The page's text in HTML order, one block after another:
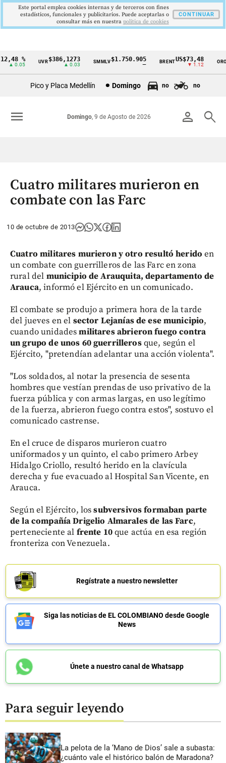
Cintillo
Colombia
%
▲ 0.05
UVR$386,1273
▲ 0.03
SMMLV $1.750.905 BRENT US$73,48
▼ 1.12
ORO
Pico y Placa Medellín Domingo no no
person search
Domingo, 9 de Agosto de 2026
menu
Cuatro militares murieron en
combate con las Farc
10 de octubre de 2013
Cuatro militares murieron y otro resultó herido en
un combate con guerrilleros de las Farc en zona
rural del municipio de Arauquita, departamento de
Arauca, informó el Ejército en un comunicado.
El combate se produjo a primera hora de la tarde
del jueves en el sector Lejanías de ese municipio,
cuando unidadesmilitares abrieron fuego contra
un grupo de unos 60 guerrillerosque, según el
Ejército, "pretendían adelantar una acción violenta".
"Los soldados, al notar la presencia de sesenta
hombres que vestían prendas de uso privativo de la
fuerza pública y con armas largas, en uso legítimo
de la fuerza, abrieron fuego contra estos", sostuvo el
comunicado castrense.
En el cruce de disparos murieron cuatro
uniformados y un quinto, el cabo primero Arbey
Hidalgo Criollo, resultó herido en la clavícula
derecha y fue evacuado al Hospital San Vicente, en
Arauca.
Según el Ejército, lossubversivos formaban parte
de la compañía Drigelio Almarales de las Farc,
perteneciente al frente 10que actúa en esa región
fronteriza con Venezuela.
Regístrate a nuestro newsletter
Siga las noticias de EL COLOMBIANO desde Google
News
Únete a nuestro canal de Whatsapp
Para seguir leyendo
La pelota de la ‘Mano de Dios’ sale a subasta:
¿cuánto vale el histórico balón de Maradona?
Este portal emplea cookies internas y de terceros con fines
estadísticos, funcionales y publicitarios. Puede aceptarlas o
consultar más en nuestra politica de cookies
CONTINUAR